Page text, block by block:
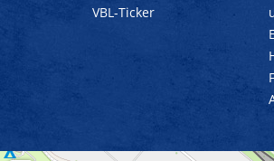
VBL-Ticker